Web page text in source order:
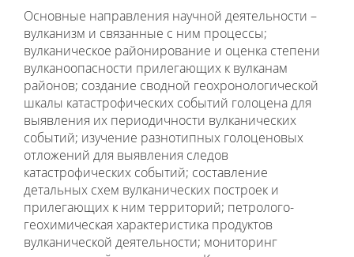
Основные направления научной деятельности –
вулканизм и связанные с ним процессы;
вулканическое районирование и оценка степени
вулканоопасности прилегающих к вулканам
районов; создание сводной геохронологической
шкалы катастрофических событий голоцена для
выявления их периодичности вулканических
событий; изучение разнотипных голоценовых
отложений для выявления следов
катастрофических событий; составление
детальных схем вулканических построек и
прилегающих к ним территорий; петролого-
геохимическая характеристика продуктов
вулканической деятельности; мониторинг